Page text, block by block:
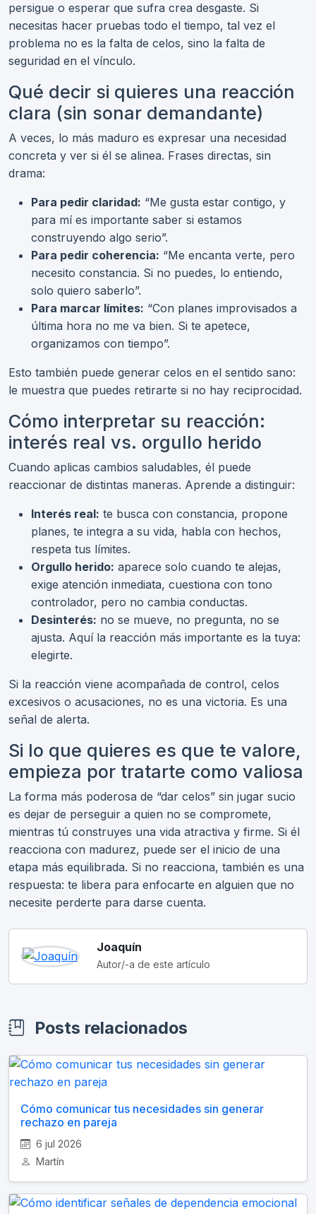
persigue o esperar que sufra crea desgaste. Si
necesitas hacer pruebas todo el tiempo, tal vez el
problema no es la falta de celos, sino la falta de
seguridad en el vínculo.
Qué decir si quieres una reacción
clara (sin sonar demandante)
A veces, lo más maduro es expresar una necesidad
concreta y ver si él se alinea. Frases directas, sin
drama:
Para pedir claridad: “Me gusta estar contigo, y
para mí es importante saber si estamos
construyendo algo serio”.
Para pedir coherencia: “Me encanta verte, pero
necesito constancia. Si no puedes, lo entiendo,
solo quiero saberlo”.
Para marcar límites: “Con planes improvisados a
última hora no me va bien. Si te apetece,
organizamos con tiempo”.
Esto también puede generar celos en el sentido sano:
le muestra que puedes retirarte si no hay reciprocidad.
Cómo interpretar su reacción:
interés real vs. orgullo herido
Cuando aplicas cambios saludables, él puede
reaccionar de distintas maneras. Aprende a distinguir:
Interés real: te busca con constancia, propone
planes, te integra a su vida, habla con hechos,
respeta tus límites.
Orgullo herido: aparece solo cuando te alejas,
exige atención inmediata, cuestiona con tono
controlador, pero no cambia conductas.
Desinterés: no se mueve, no pregunta, no se
ajusta. Aquí la reacción más importante es la tuya:
elegirte.
Si la reacción viene acompañada de control, celos
excesivos o acusaciones, no es una victoria. Es una
señal de alerta.
Si lo que quieres es que te valore,
empieza por tratarte como valiosa
La forma más poderosa de “dar celos” sin jugar sucio
es dejar de perseguir a quien no se compromete,
mientras tú construyes una vida atractiva y firme. Si él
reacciona con madurez, puede ser el inicio de una
etapa más equilibrada. Si no reacciona, también es una
respuesta: te libera para enfocarte en alguien que no
necesite perderte para darse cuenta.
Joaquín
Autor/-a de este artículo
Posts relacionados
Cómo comunicar tus necesidades sin generar
rechazo en pareja
6 jul 2026
Martín